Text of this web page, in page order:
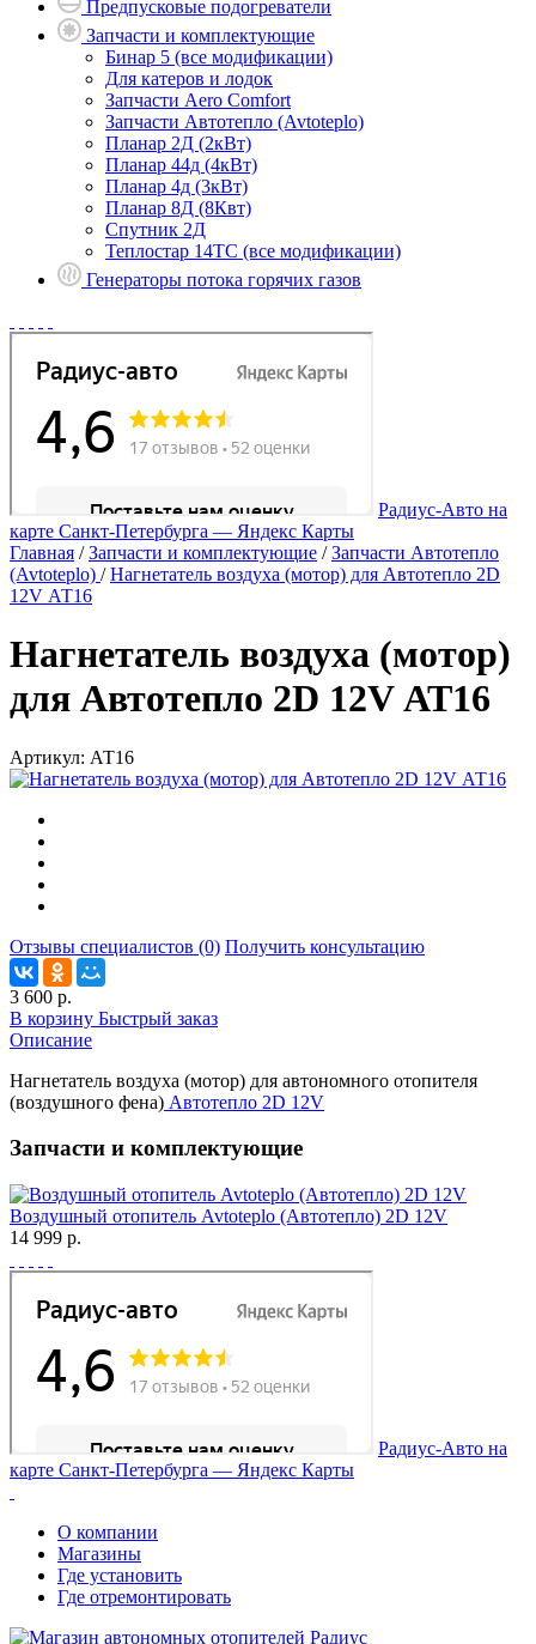
Предпусковые подогреватели
Запчасти и комплектующие
Бинар 5 (все модификации)
Для катеров и лодок
Запчасти Aero Comfort
Запчасти Автотепло (Avtoteplo)
Планар 2Д (2кВт)
Планар 44д (4кВт)
Планар 4д (3кВт)
Планар 8Д (8Квт)
Спутник 2Д
Теплостар 14ТС (все модификации)
Генераторы потока горячих газов
Радиус-Авто на
карте Санкт‑Петербурга — Яндекс Карты
Главная /Запчасти и комплектующие /Запчасти Автотепло
(Avtoteplo) /Нагнетатель воздуха (мотор) для Автотепло 2D
12V АТ16
Нагнетатель воздуха (мотор)
для Автотепло 2D 12V АТ16
Артикул: АТ16
Отзывы специалистов (0) Получить консультацию
3 600 р.
В корзину Быстрый заказ
Описание
Нагнетатель воздуха (мотор) для автономного отопителя
(воздушного фена) Автотепло 2D 12V
Запчасти и комплектующие
Воздушный отопитель Avtoteplo (Автотепло) 2D 12V
14 999 р.
Радиус-Авто на
карте Санкт‑Петербурга — Яндекс Карты
О компании
Магазины
Где установить
Где отремонтировать